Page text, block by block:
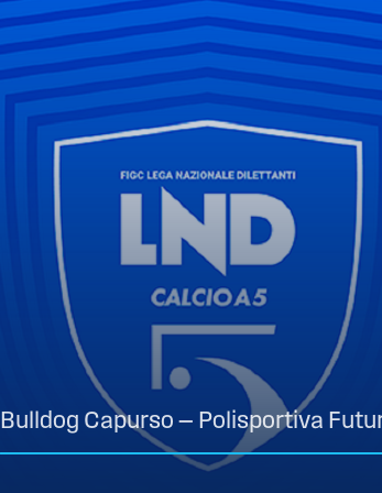
Bulldog Capurso — Polisportiva